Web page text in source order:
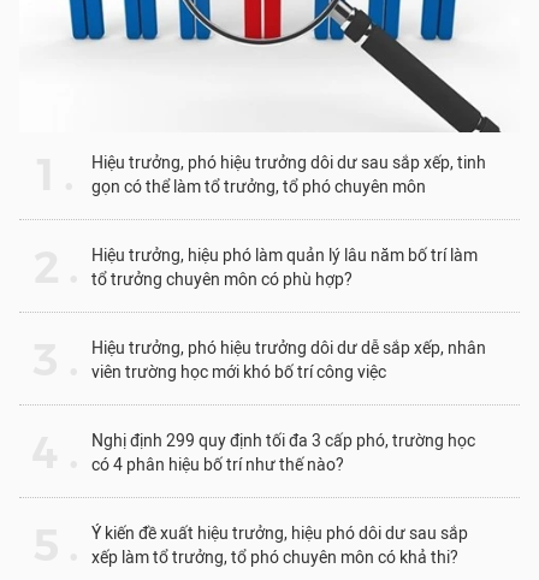
Hiệu trưởng, phó hiệu trưởng dôi dư sau sắp xếp, tinh
gọn có thể làm tổ trưởng, tổ phó chuyên môn
Hiệu trưởng, hiệu phó làm quản lý lâu năm bố trí làm
tổ trưởng chuyên môn có phù hợp?
Hiệu trưởng, phó hiệu trưởng dôi dư dễ sắp xếp, nhân
viên trường học mới khó bố trí công việc
Nghị định 299 quy định tối đa 3 cấp phó, trường học
có 4 phân hiệu bố trí như thế nào?
Ý kiến đề xuất hiệu trưởng, hiệu phó dôi dư sau sắp
xếp làm tổ trưởng, tổ phó chuyên môn có khả thi?